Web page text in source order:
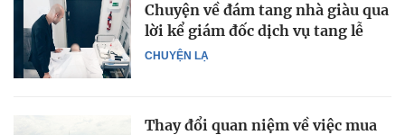
CHUYỆN LẠ
Chuyện về đám tang nhà giàu qua
lời kể giám đốc dịch vụ tang lễ
Thay đổi quan niệm về việc mua